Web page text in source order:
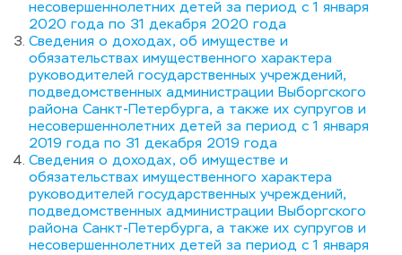
несовершеннолетних детей за период с 1 января
2020 года по 31 декабря 2020 года
Сведения о доходах, об имуществе и
обязательствах имущественного характера
руководителей государственных учреждений,
подведомственных администрации Выборгского
района Санкт-Петербурга, а также их супругов и
несовершеннолетних детей за период с 1 января
2019 года по 31 декабря 2019 года
Сведения о доходах, об имуществе и
обязательствах имущественного характера
руководителей государственных учреждений,
подведомственных администрации Выборгского
района Санкт-Петербурга, а также их супругов и
несовершеннолетних детей за период с 1 января